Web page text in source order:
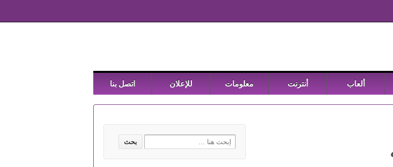
ألعاب أنترنت معلومات للإعلان اتصل بنا
Search for: